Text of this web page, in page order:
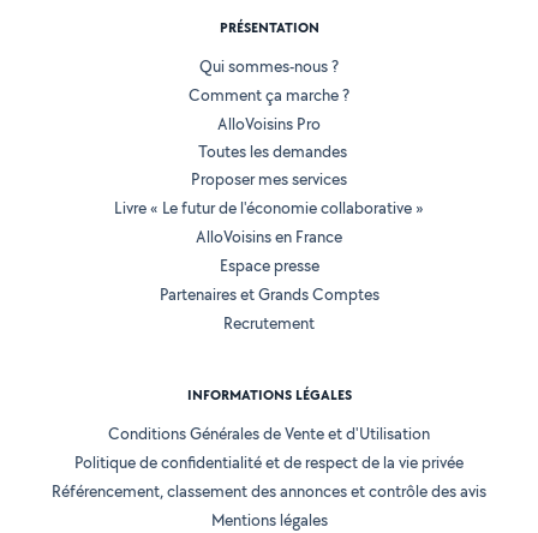
PRÉSENTATION
Qui sommes-nous ?
Comment ça marche ?
AlloVoisins Pro
Toutes les demandes
Proposer mes services
Livre « Le futur de l'économie collaborative »
AlloVoisins en France
Espace presse
Partenaires et Grands Comptes
Recrutement
INFORMATIONS LÉGALES
Conditions Générales de Vente et d'Utilisation
Politique de confidentialité et de respect de la vie privée
Référencement, classement des annonces et contrôle des avis
Mentions légales